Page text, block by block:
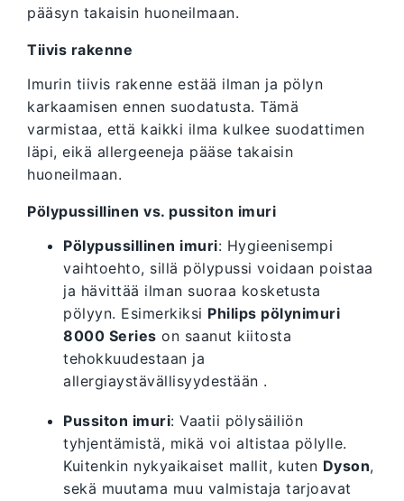
pääsyn takaisin huoneilmaan.
Tiivis rakenne
Imurin tiivis rakenne estää ilman ja pölyn
karkaamisen ennen suodatusta. Tämä
varmistaa, että kaikki ilma kulkee suodattimen
läpi, eikä allergeeneja pääse takaisin
huoneilmaan.
Pölypussillinen vs. pussiton imuri
Pölypussillinen imuri: Hygieenisempi
vaihtoehto, sillä pölypussi voidaan poistaa
ja hävittää ilman suoraa kosketusta
pölyyn. Esimerkiksi Philips pölynimuri
8000 Series on saanut kiitosta
tehokkuudestaan ja
allergiaystävällisyydestään .
Pussiton imuri: Vaatii pölysäiliön
tyhjentämistä, mikä voi altistaa pölylle.
Kuitenkin nykyaikaiset mallit, kuten Dyson,
sekä muutama muu valmistaja tarjoavat